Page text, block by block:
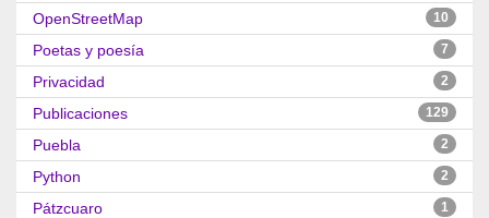
OpenStreetMap 10
Poetas y poesía 7
Privacidad 2
Publicaciones 129
Puebla 2
Python 2
Pátzcuaro 1